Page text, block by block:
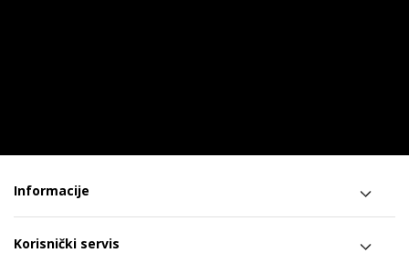
Informacije
Korisnički servis